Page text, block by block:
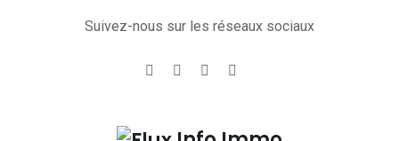
Suivez-nous sur les réseaux sociaux